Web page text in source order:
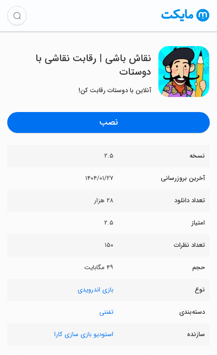
نقاش باشی | رقابت نقاشی با
دوستات
آنلاین با دوستات رقابت کن!
نصب
نسخه ۲.۵
آخرین بروزرسانی ۱۴۰۴/۰۱/۲۷
تعداد دانلود ۲۸ هزار
امتیاز ۲.۵
تعداد نظرات ۱۵۰
حجم ۴۹ مگابایت
نوع بازی اندرویدی
دسته‌بندی تفننی
سازنده استودیو بازی سازی کارا